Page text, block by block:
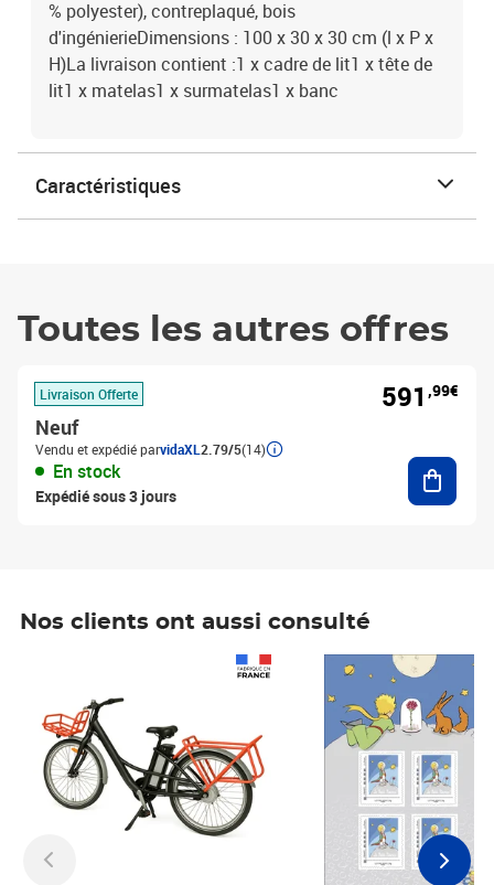
% polyester), contreplaqué, bois
d'ingénierieDimensions : 100 x 30 x 30 cm (l x P x
H)La livraison contient :1 x cadre de lit1 x tête de
lit1 x matelas1 x surmatelas1 x banc
Caractéristiques
Toutes les autres offres
Livraison Offerte
Neuf
Vendu et expédié parvidaXL 2.79/5(14)
En stock
Expédié sous 3 jours
591 ,99€
Nos clients ont aussi consulté
Prix 7,50€